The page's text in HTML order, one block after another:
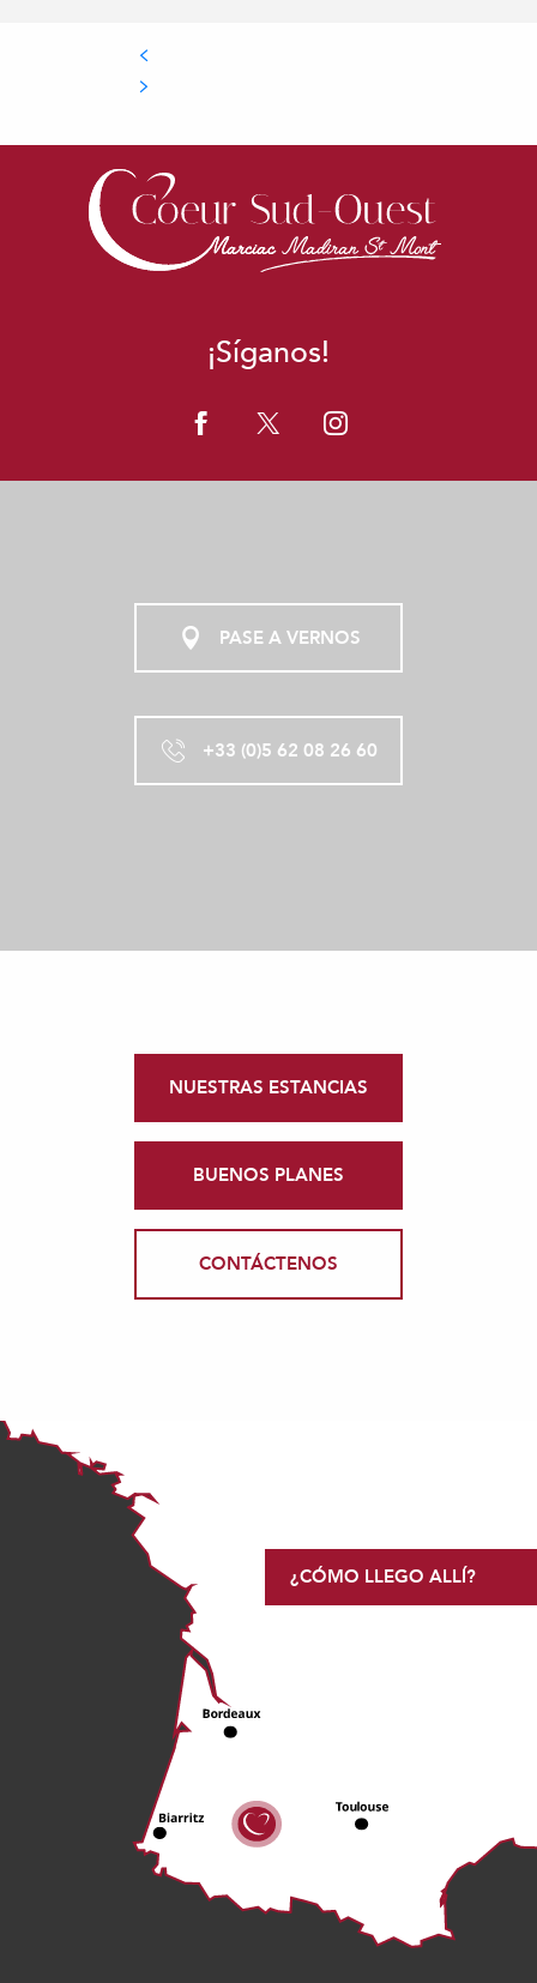
¡Síganos!
PASE A VERNOS
+33 (0)5 62 08 26 60
NUESTRAS ESTANCIAS
BUENOS PLANES
CONTÁCTENOS
¿CÓMO LLEGO ALLÍ?